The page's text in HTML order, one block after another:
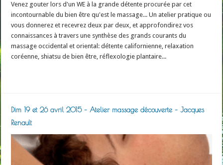
Venez gouter lors d'un WE à la grande détente procurée par cet
incontournable du bien être qu'est le massage... Un atelier pratique ou
vous donnerez et recevrez deux par deux, et approfondirez vos
connaissances à travers une synthèse des grands courants du
massage occidental et oriental: détente californienne, relaxation
coréenne, shiatsu de bien être, réflexologie plantaire...
Dim 19 et 26 avril 2015 – Atelier massage découverte – Jacques
Renault